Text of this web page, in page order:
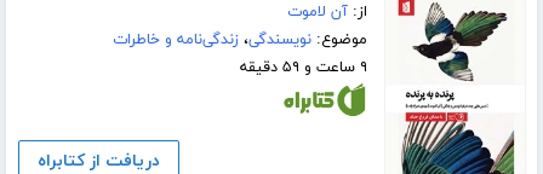
از:آن لاموت
موضوع:نویسندگی،زندگی‌نامه و خاطرات
۹ ساعت و ۵۹ دقیقه
دریافت از کتابراه